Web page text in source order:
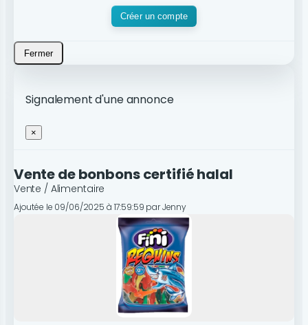
Créer un compte
Fermer
Signalement d'une annonce
×
Vente de bonbons certifié halal
Vente / Alimentaire
Ajoutée le 09/06/2025 à 17:59:59 par Jenny